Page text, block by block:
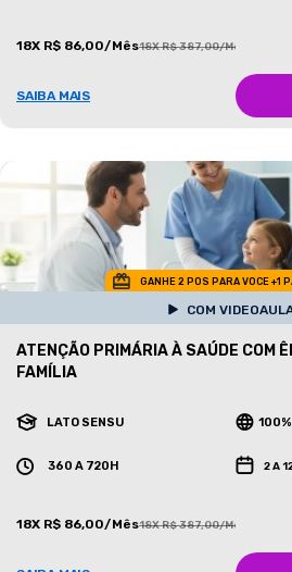
18X R$ 86,00/Mês18X R$ 387,00/Mês
SAIBA MAIS
GANHE 2 POS PARA VOCE +1
COM
ATENÇÃO PRIMÁRIA À SAÚDE COM
FAMÍLIA
LATO SENSU
360 A 720H 2 A
18X R$ 86,00/Mês18X R$ 387,00/Mês